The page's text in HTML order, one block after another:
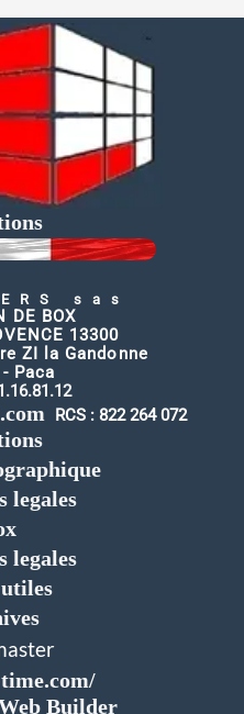
sas
DE BOX
13300
ZI la Gandonne
Paca
RCS : 822 264 072
legales
legales
Builder